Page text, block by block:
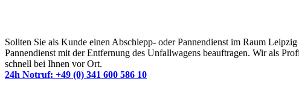
Sollten Sie als Kunde einen Abschlepp- oder Pannendienst im Raum
Pannendienst mit der Entfernung des Unfallwagens beauftragen. Wir als
schnell bei Ihnen vor Ort.
24h Notruf: +49 (0) 341 600 586 10